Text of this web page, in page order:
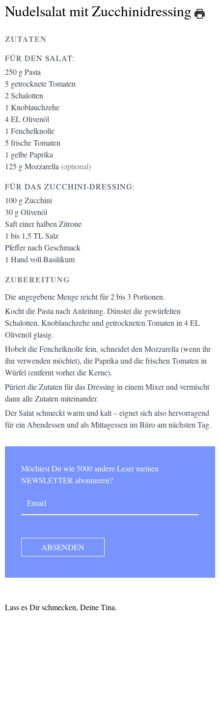
Nudelsalat mit Zucchinidressing
ZUTATEN
FÜR DEN SALAT:
250 gPasta
5 getrocknete Tomaten
2Schalotten
1 Knoblauchzehe
4ELOlivenöl
1 Fenchelknolle
5 frische Tomaten
1 gelbe Paprika
125 gMozzarella (optional)
FÜR DAS ZUCCHINI-DRESSING:
100 gZucchini
30 gOlivenöl
Saft einer halben Zitrone
1 bis 1,5 TLSalz
Pfeffer nach Geschmack
1 Hand voll Basilikum
ZUBEREITUNG
Die angegebene Menge reicht für 2 bis 3 Portionen.
Kocht die Pasta nach Anleitung. Dünstet die gewürfelten
Schalotten, Knoblauchzehe und getrockneten Tomaten in 4 EL
Olivenöl glasig.
Hobelt die Fenchelknolle fein, schneidet den Mozzarella (wenn ihr
ihn verwenden möchtet), die Paprika und die frischen Tomaten in
Würfel (entfernt vorher die Kerne).
Püriert die Zutaten für das Dressing in einem Mixer und vermischt
dann alle Zutaten miteinander.
Der Salat schmeckt warm und kalt – eignet sich also hervorragend
für ein Abendessen und als Mittagessen im Büro am nächsten Tag.
Möchtest Du wie 5000 andere Leser meinen
NEWSLETTER abonnieren?
Lass es Dir schmecken, Deine Tina.